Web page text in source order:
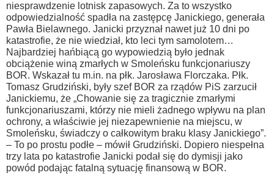
niesprawdzenie lotnisk zapasowych. Za to wszystko
odpowiedzialność spadła na zastępcę Janickiego, generała
Pawła Bielawnego. Janicki przyznał nawet już 10 dni po
katastrofie, że nie wiedział, kto leci tym samolotem…
Najbardziej hańbiącą go wypowiedzią było jednak
obciążenie winą zmarłych w Smoleńsku funkcjonariuszy
BOR. Wskazał tu m.in. na płk. Jarosława Florczaka. Płk.
Tomasz Grudziński, były szef BOR za rządów PiS zarzucił
Janickiemu, że „Chowanie się za tragicznie zmarłymi
funkcjonariuszami, którzy nie mieli żadnego wpływu na plan
ochrony, a właściwie jej niezapewnienie na miejscu, w
Smoleńsku, świadczy o całkowitym braku klasy Janickiego”.
– To po prostu podłe – mówił Grudziński. Dopiero niespełna
trzy lata po katastrofie Janicki podał się do dymisji jako
powód podając fatalną sytuację finansową w BOR.